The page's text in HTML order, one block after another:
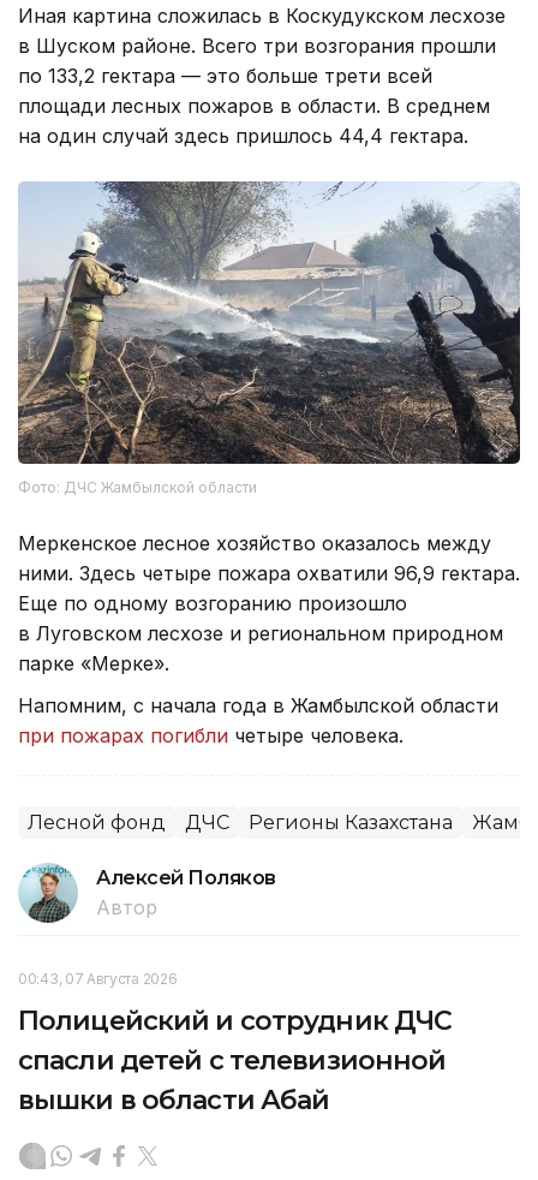
Иная картина сложилась в Коскудукском лесхозе
в Шуском районе. Всего три возгорания прошли
по 133,2 гектара — это больше трети всей
площади лесных пожаров в области. В среднем
на один случай здесь пришлось 44,4 гектара.
Фото: ДЧС Жамбылской области
Меркенское лесное хозяйство оказалось между
ними. Здесь четыре пожара охватили 96,9 гектара.
Еще по одному возгоранию произошло
в Луговском лесхозе и региональном природном
парке «Мерке».
Напомним, с начала года в Жамбылской области
при пожарах погибли четыре человека.
Лесной фонд ДЧС Регионы Казахстана
Алексей Поляков
Автор
00:43, 07 Августа 2026
Полицейский и сотрудник ДЧС
спасли детей с телевизионной
вышки в области Абай